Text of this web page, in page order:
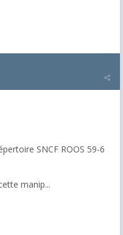
SNCF ROOS 59-6
manip...